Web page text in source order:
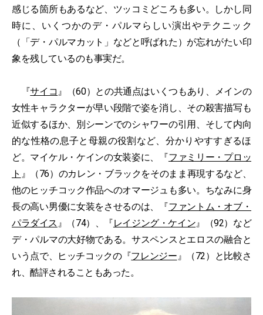
感じる箇所もあるなど、ツッコミどころも多い。しかし同
時に、いくつかのデ・パルマらしい演出やテクニック
（「デ・パルマカット」などと呼ばれた）が忘れがたい印
象を残しているのも事実だ。
『サイコ 』（60）との共通点はいくつもあり、メインの
女性キャラクターが早い段階で姿を消し、その殺害描写も
近似するほか、別シーンでのシャワーの引用、そして内向
的な性格の息子と母親の役割など、分かりやすすぎるほ
ど。マイケル・ケインの女装姿に、『ファミリー・プロッ
ト 』（76）のカレン・ブラックをそのまま再現するなど、
他のヒッチコック作品へのオマージュも多い。ちなみに身
長の高い男優に女装をさせるのは、『ファントム・オブ・
パラダイス 』（74）、『レイジング・ケイン』（92）など
デ・パルマの大好物である。サスペンスとエロスの融合と
いう点で、ヒッチコックの『フレンジー』（72）と比較さ
れ、酷評されることもあった。